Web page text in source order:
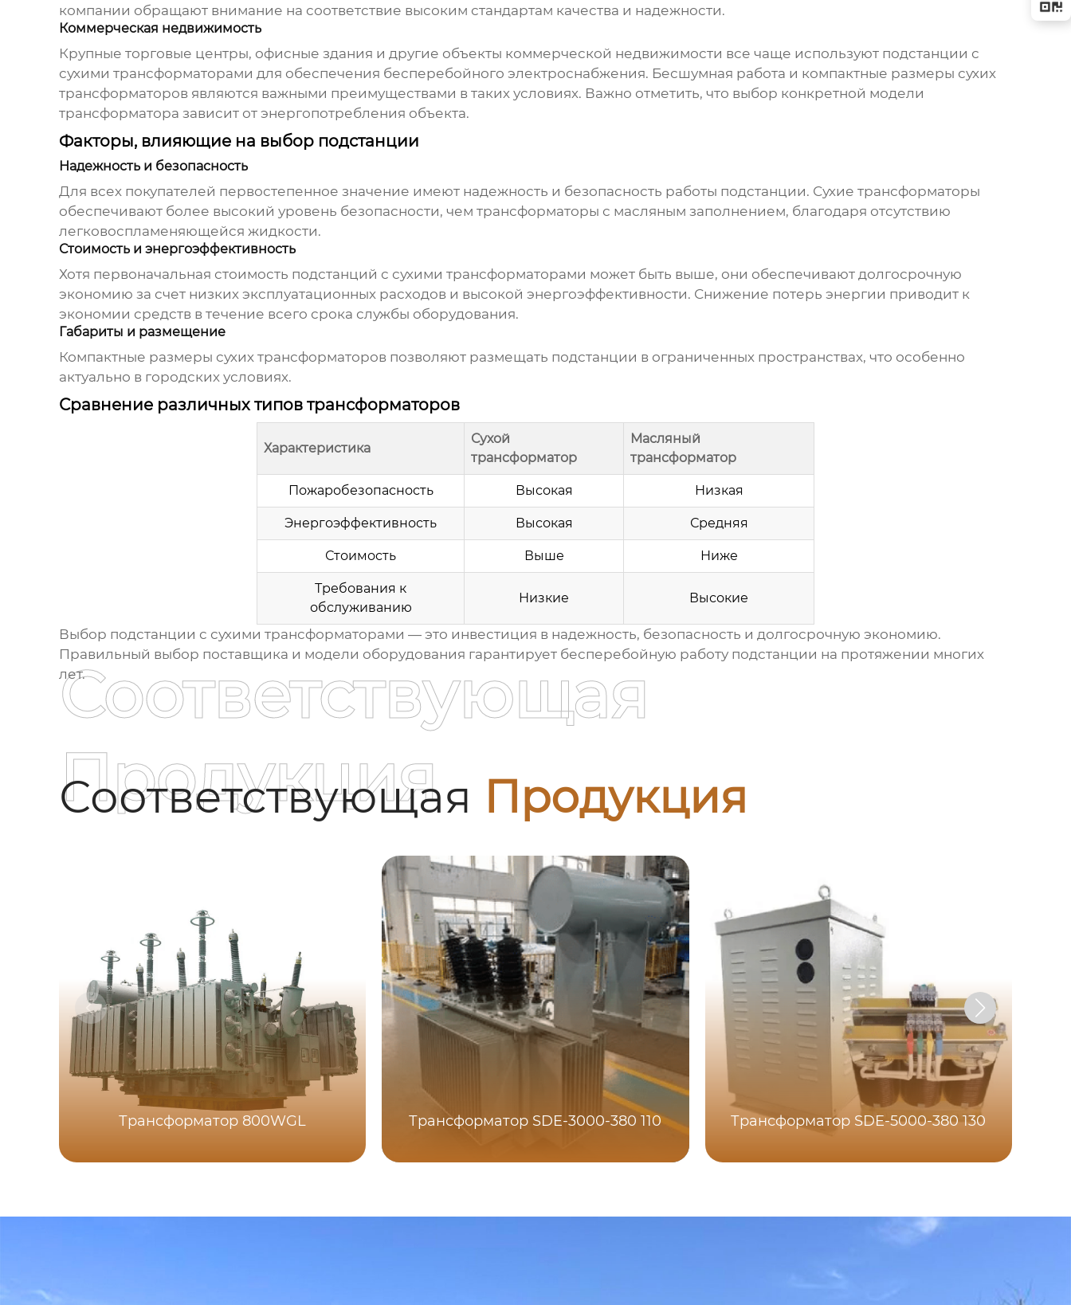
компании обращают внимание на соответствие высоким стандартам качества и надежности.
Коммерческая недвижимость
Крупные торговые центры, офисные здания и другие объекты коммерческой недвижимости все чаще используют подстанции с
сухими трансформаторами для обеспечения бесперебойного электроснабжения. Бесшумная работа и компактные размеры сухих
трансформаторов являются важными преимуществами в таких условиях. Важно отметить, что выбор конкретной модели
трансформатора зависит от энергопотребления объекта.
Факторы, влияющие на выбор подстанции
Надежность и безопасность
Для всех покупателей первостепенное значение имеют надежность и безопасность работы подстанции. Сухие трансформаторы
обеспечивают более высокий уровень безопасности, чем трансформаторы с масляным заполнением, благодаря отсутствию
легковоспламеняющейся жидкости.
Стоимость и энергоэффективность
Хотя первоначальная стоимость подстанций с сухими трансформаторами может быть выше, они обеспечивают долгосрочную
экономию за счет низких эксплуатационных расходов и высокой энергоэффективности. Снижение потерь энергии приводит к
экономии средств в течение всего срока службы оборудования.
Габариты и размещение
Компактные размеры сухих трансформаторов позволяют размещать подстанции в ограниченных пространствах, что особенно
актуально в городских условиях.
Сравнение различных типов трансформаторов
Характеристика
Сухой
трансформатор
Масляный
трансформатор
Пожаробезопасность Высокая Низкая
Энергоэффективность Высокая Средняя
Стоимость Выше Ниже
Требования к
обслуживанию
Низкие Высокие
Выбор подстанции с сухими трансформаторами — это инвестиция в надежность, безопасность и долгосрочную экономию.
Правильный выбор поставщика и модели оборудования гарантирует бесперебойную работу подстанции на протяжении многих
лет.
Соответствующая Продукция
Соответствующая
Продукция
Трансформатор 800WGL Трансформатор SDE-3000-380 110 Трансформатор SDE-5000-380 130